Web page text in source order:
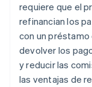
requiere que el
refinancian los
con un
devolver los
y reducir las
las ventajas de